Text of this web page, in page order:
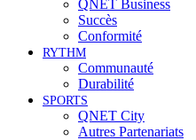
QNET Business
Succès
Conformité
RYTHM
Communauté
Durabilité
SPORTS
QNET City
Autres Partenariats